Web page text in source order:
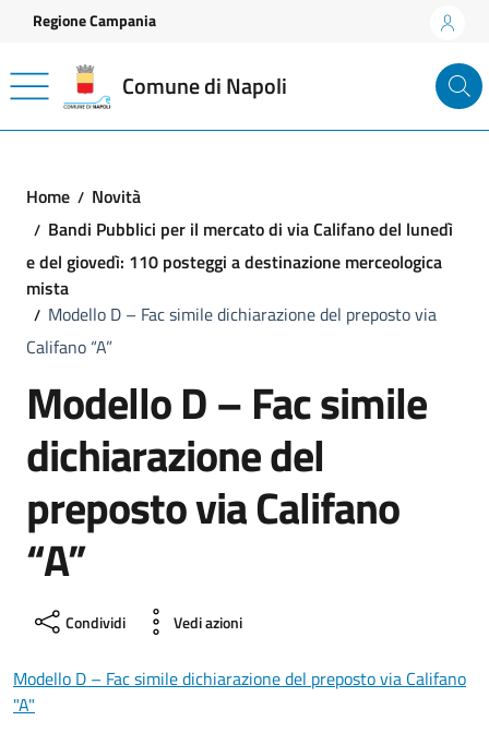
Vai ai contenuti
Vai al footer
Regione Campania
Comune di Napoli
Home
Novità
Bandi Pubblici per il mercato di via Califano del lunedì
e del giovedì: 110 posteggi a destinazione merceologica
mista
Modello D – Fac simile dichiarazione del preposto via
Califano “A”
Modello D – Fac simile
dichiarazione del
preposto via Califano
“A”
Condividi Vedi azioni
Modello D – Fac simile dichiarazione del preposto via Califano
"A"